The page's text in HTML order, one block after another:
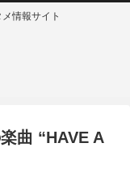
情報サイト
曲 “HAVE A